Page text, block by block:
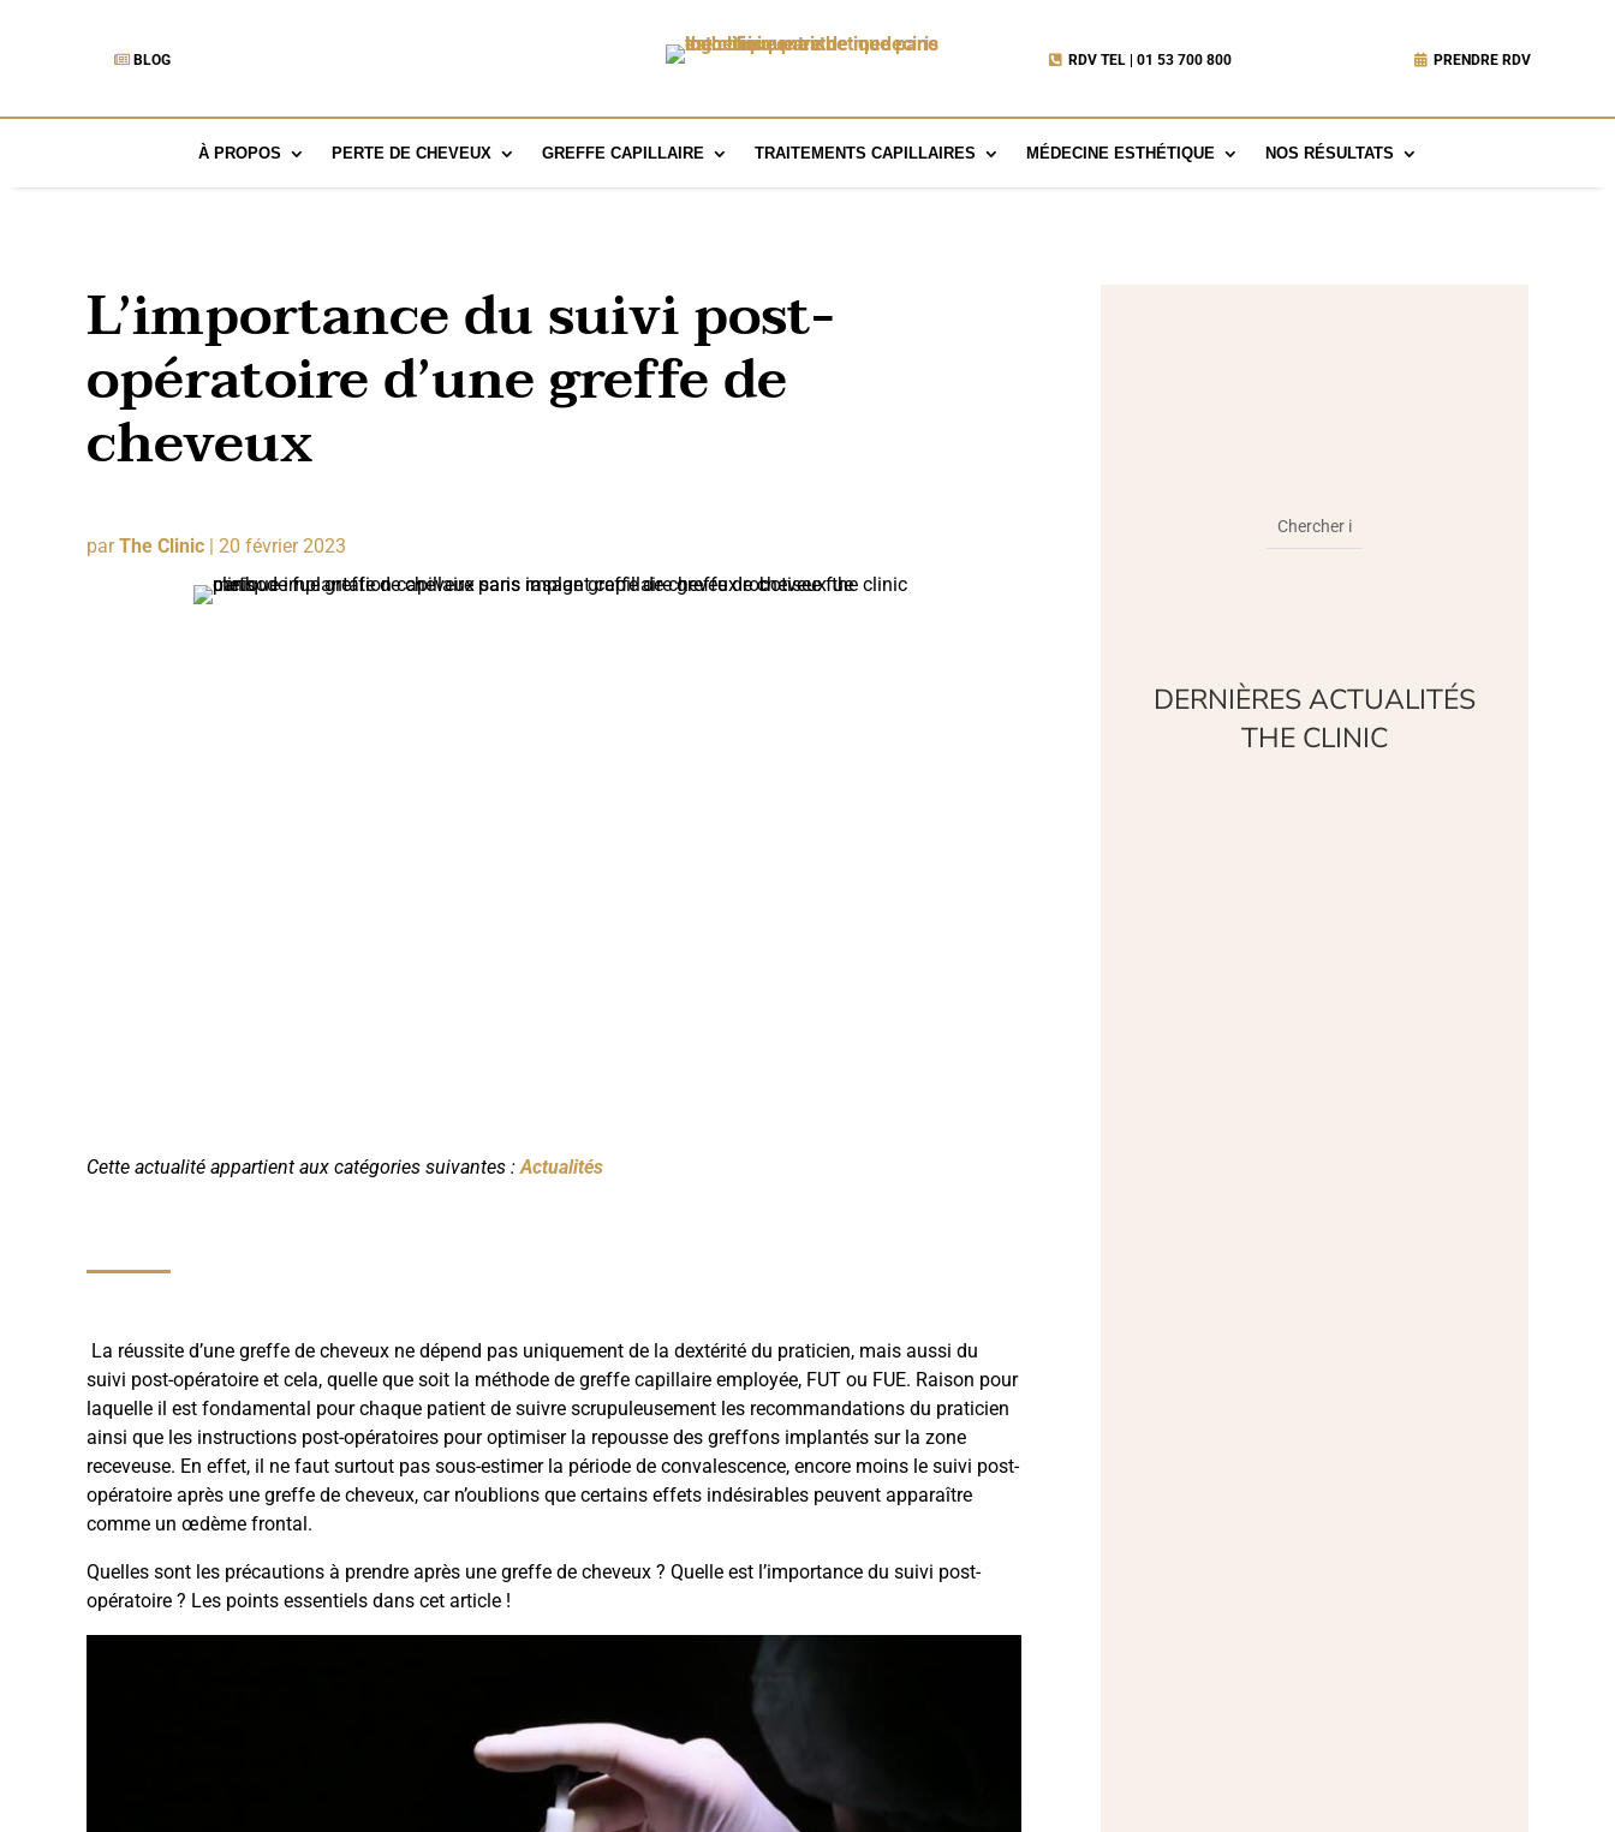
BLOG RDV TEL | 01 53 700 800 PRENDRE RDV
À PROPOS PERTE DE CHEVEUX GREFFE CAPILLAIRE TRAITEMENTS CAPILLAIRES MÉDECINE ESTHÉTIQUE NOS RÉSULTATS
L’importance du suivi post-
opératoire d’une greffe de
cheveux
parThe Clinic | 20 février 2023
Cette actualité appartient aux catégories suivantes :Actualités
La réussite d’une greffe de cheveux ne dépend pas uniquement de la dextérité du praticien, mais aussi du
suivi post-opératoire et cela, quelle que soit la méthode de greffe capillaire employée, FUT ou FUE. Raison pour
laquelle il est fondamental pour chaque patient de suivre scrupuleusement les recommandations du praticien
ainsi que les instructions post-opératoires pour optimiser la repousse des greffons implantés sur la zone
receveuse. En effet, il ne faut surtout pas sous-estimer la période de convalescence, encore moins le suivi post-
opératoire après une greffe de cheveux, car n’oublions que certains effets indésirables peuvent apparaître
comme un œdème frontal.
Quelles sont les précautions à prendre après une greffe de cheveux ? Quelle est l’importance du suivi post-
opératoire ? Les points essentiels dans cet article !
DERNIÈRES ACTUALITÉS
THE CLINIC